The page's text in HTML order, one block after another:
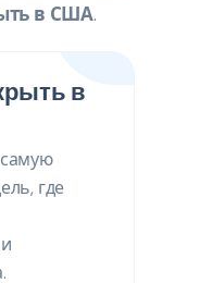
в США.
в
где